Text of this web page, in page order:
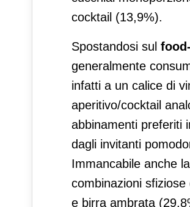
cocktail (13,9%).
Spostandosi sul
generalmente
infatti a un calice di
aperitivo/cocktail
abbinamenti preferiti
dagli invitanti
Immancabile anche
combinazioni
e birra ambrata